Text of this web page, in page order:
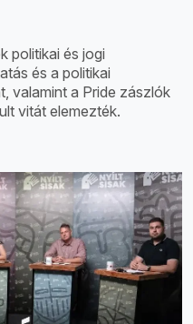
politikai és jogi
és a politikai
valamint a Pride zászlók
vitát elemezték.